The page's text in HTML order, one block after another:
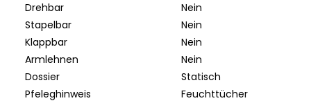
Drehbar
Nein
Stapelbar
Nein
Klappbar
Nein
Armlehnen
Nein
Dossier
Statisch
Pfeleghinweis
Feuchttücher